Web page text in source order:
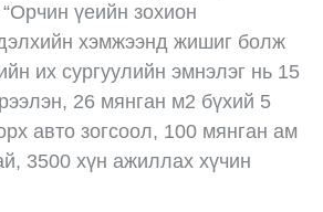
үеийн зохион
хэмжээнд жишиг болж
их сургуулийн эмнэлэг нь 15
26 мянган м2 бүхий 5
авто зогсоол, 100 мянган ам
3500 хүн ажиллах хүчин